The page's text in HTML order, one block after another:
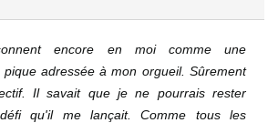
encore en moi comme une
adressée à mon orgueil. Sûrement
Il savait que je ne pourrais rester
qu'il me lançait. Comme tous les